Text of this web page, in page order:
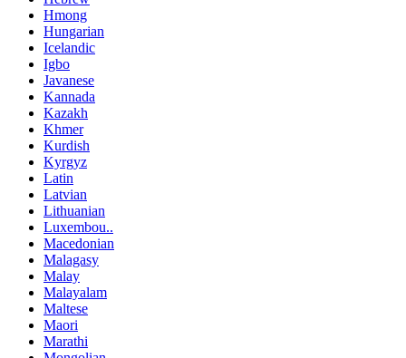
Hmong
Hungarian
Icelandic
Igbo
Javanese
Kannada
Kazakh
Khmer
Kurdish
Kyrgyz
Latin
Latvian
Lithuanian
Luxembou..
Macedonian
Malagasy
Malay
Malayalam
Maltese
Maori
Marathi